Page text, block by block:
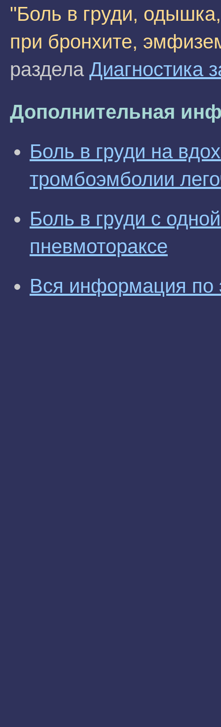
"Боль в груди,
при бронхите,
раздела Диагностика
Дополнительная
Боль в груди на
тромбоэмболии
Боль в груди с
пневмотораксе
Вся информация по